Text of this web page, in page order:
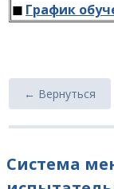
◼ График
← Вернуться
Система